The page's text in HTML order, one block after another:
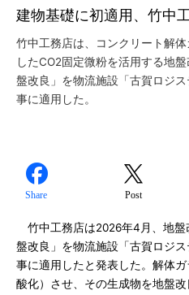
建物基礎に初適用、竹中
竹中工務店は、コンクリート解
したCO2固定微粉を活用する地
盤改良」を物流施設「古賀ロジ
事に適用した。
Share Post
竹中工務店は2026年4月、地盤
盤改良」を物流施設「古賀ロジ
事に適用したと発表した。解体
酸化）させ、その生成物を地盤